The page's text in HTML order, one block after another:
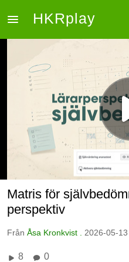
HKRplay
Matris för
perspektiv
Från Åsa Kronkvist . 2026-05-13
8 0